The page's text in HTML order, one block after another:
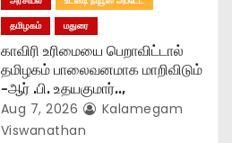
தமிழகம்
மதுரை
காவிரி உரிமையை பெறாவிட்டால்
தமிழகம் பாலைவனமாக மாறிவிடும்
-ஆர் .பி. உதயகுமார்..,
Aug 7, 2026
Kalamegam
Viswanathan